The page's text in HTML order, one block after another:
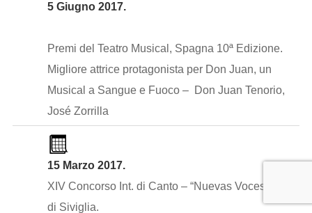
5 Giugno 2017.
Premi del Teatro Musical, Spagna 10ª Edizione.
Migliore attrice protagonista per Don Juan, un
Musical a Sangue e Fuoco – Don Juan Tenorio,
José Zorrilla
15 Marzo 2017.
XIV Concorso Int. di Canto – “Nuevas Voces” Città
di Siviglia.